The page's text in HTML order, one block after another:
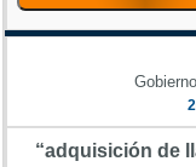
“adquisición de